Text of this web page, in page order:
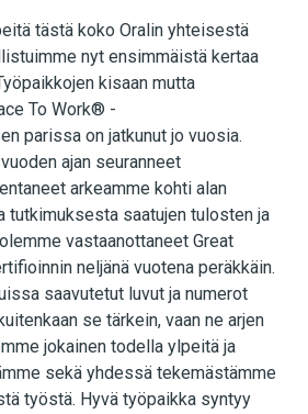
tästä koko Oralin yhteisestä
nyt ensimmäistä kertaa
kisaan mutta
To Work® -
parissa on jatkunut jo vuosia.
ajan seuranneet
arkeamme kohti alan
tutkimuksesta saatujen tulosten ja
vastaanottaneet Great
neljänä vuotena peräkkäin.
saavutetut luvut ja numerot
se tärkein, vaan ne arjen
jokainen todella ylpeitä ja
sekä yhdessä tekemästämme
työstä. Hyvä työpaikka syntyy